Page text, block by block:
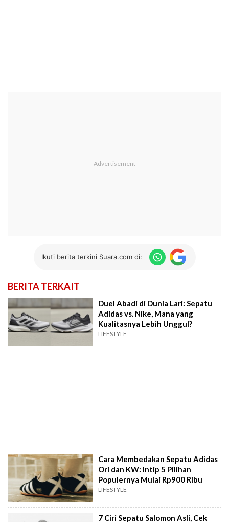
Ikuti berita terkini Suara.com di:
BERITA TERKAIT
Duel Abadi di Dunia Lari: Sepatu
Adidas vs. Nike, Mana yang
Kualitasnya Lebih Unggul?
LIFESTYLE
Cara Membedakan Sepatu Adidas
Ori dan KW: Intip 5 Pilihan
Populernya Mulai Rp900 Ribu
LIFESTYLE
7 Ciri Sepatu Salomon Asli, Cek